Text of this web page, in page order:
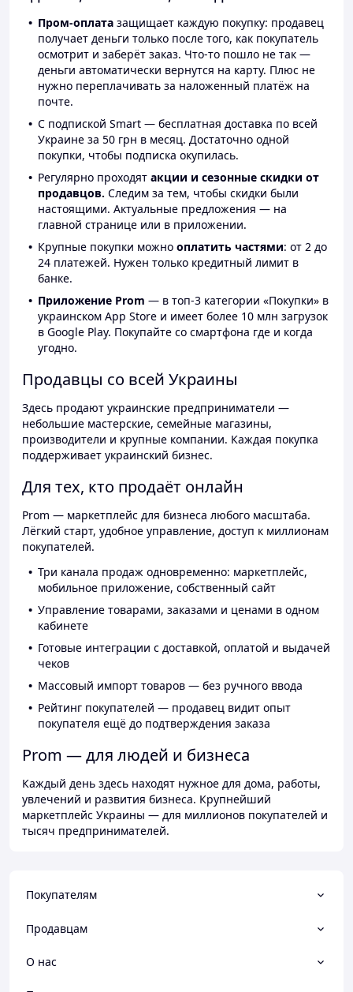
Пром-оплата защищает каждую покупку: продавец
получает деньги только после того, как покупатель
осмотрит и заберёт заказ. Что-то пошло не так —
деньги автоматически вернутся на карту. Плюс не
нужно переплачивать за наложенный платёж на
почте.
С подпиской Smart — бесплатная доставка по всей
Украине за 50 грн в месяц. Достаточно одной
покупки, чтобы подписка окупилась.
Регулярно проходят акции и сезонные скидки от
продавцов. Следим за тем, чтобы скидки были
настоящими. Актуальные предложения — на
главной странице или в приложении.
Крупные покупки можно оплатить частями: от 2 до
24 платежей. Нужен только кредитный лимит в
банке.
Приложение Prom — в топ-3 категории «Покупки» в
украинском App Store и имеет более 10 млн загрузок
в Google Play. Покупайте со смартфона где и когда
угодно.
Продавцы со всей Украины
Здесь продают украинские предприниматели —
небольшие мастерские, семейные магазины,
производители и крупные компании. Каждая покупка
поддерживает украинский бизнес.
Для тех, кто продаёт онлайн
Prom — маркетплейс для бизнеса любого масштаба.
Лёгкий старт, удобное управление, доступ к миллионам
покупателей.
Три канала продаж одновременно: маркетплейс,
мобильное приложение, собственный сайт
Управление товарами, заказами и ценами в одном
кабинете
Готовые интеграции с доставкой, оплатой и выдачей
чеков
Массовый импорт товаров — без ручного ввода
Рейтинг покупателей — продавец видит опыт
покупателя ещё до подтверждения заказа
Prom — для людей и бизнеса
Каждый день здесь находят нужное для дома, работы,
увлечений и развития бизнеса. Крупнейший
маркетплейс Украины — для миллионов покупателей и
тысяч предпринимателей.
Покупателям
Продавцам
О нас